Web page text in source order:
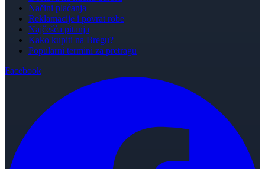
Načini plaćanja
Reklamacije i povrat robe
Najčešća pitanja
Kako kupiti na Bregu?
Popularni termini za pretragu
Facebook